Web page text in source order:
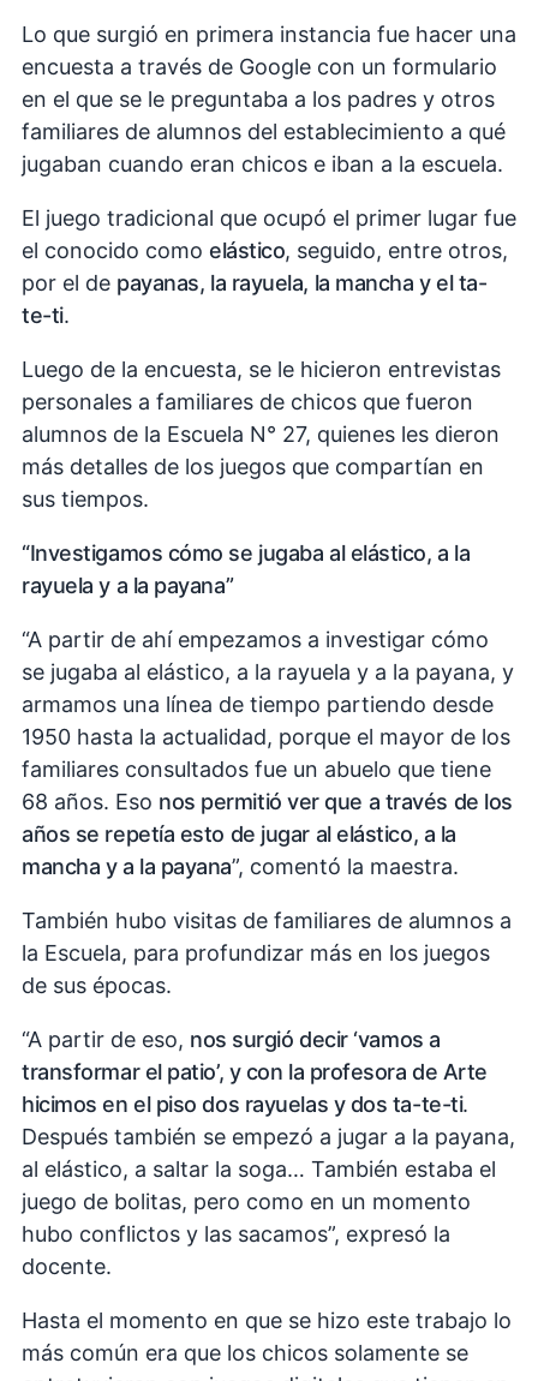
Lo que surgió en primera instancia fue hacer una
encuesta a través de Google con un formulario
en el que se le preguntaba a los padres y otros
familiares de alumnos del establecimiento a qué
jugaban cuando eran chicos e iban a la escuela.
El juego tradicional que ocupó el primer lugar fue
el conocido como elástico, seguido, entre otros,
por el de payanas, la rayuela, la mancha y el ta-
te-ti.
Luego de la encuesta, se le hicieron entrevistas
personales a familiares de chicos que fueron
alumnos de la Escuela N° 27, quienes les dieron
más detalles de los juegos que compartían en
sus tiempos.
“Investigamos cómo se jugaba al elástico, a la
rayuela y a la payana”
“A partir de ahí empezamos a investigar cómo
se jugaba al elástico, a la rayuela y a la payana, y
armamos una línea de tiempo partiendo desde
1950 hasta la actualidad, porque el mayor de los
familiares consultados fue un abuelo que tiene
68 años. Eso nos permitió ver que a través de los
años se repetía esto de jugar al elástico, a la
mancha y a la payana”, comentó la maestra.
También hubo visitas de familiares de alumnos a
la Escuela, para profundizar más en los juegos
de sus épocas.
“A partir de eso, nos surgió decir ‘vamos a
transformar el patio’, y con la profesora de Arte
hicimos en el piso dos rayuelas y dos ta-te-ti.
Después también se empezó a jugar a la payana,
al elástico, a saltar la soga… También estaba el
juego de bolitas, pero como en un momento
hubo conflictos y las sacamos”, expresó la
docente.
Hasta el momento en que se hizo este trabajo lo
más común era que los chicos solamente se